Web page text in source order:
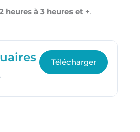
heures à 3 heures et +.
Télécharger